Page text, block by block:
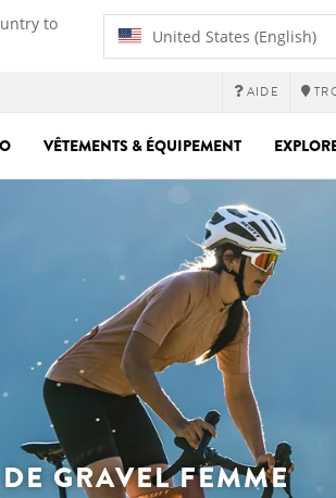
to
United States (English)
AIDE
VÊTEMENTS & ÉQUIPEMENT
GRAVEL FEMME